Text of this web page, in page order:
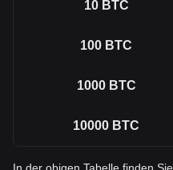
10 BTC
100 BTC
1000 BTC
10000 BTC